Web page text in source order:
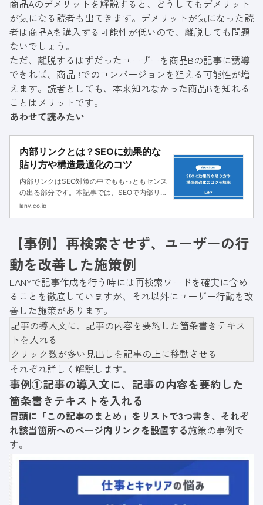
商品Aのデメリットを解説すると、どうしてもデメリット
が気になる読者も出てきます。デメリットが気になった読
者は商品Aを購入する可能性が低いので、離脱しても問題
ないでしょう。
ただ、離脱するはずだったユーザーを商品Bの記事に誘導
できれば、商品Bでのコンバージョンを狙える可能性が増
えます。読者としても、本来知れなかった商品Bを知れる
ことはメリットです。
あわせて読みたい
内部リンクとは？SEOに効果的な
貼り方や構造最適化のコツ
内部リンクはSEO対策の中でももっともセンス
の出る部分です。本記事では、SEOで内部リン
クが重要な理由や効果的な貼り方に加え、
lany.co.jp
【事例】再検索させず、ユーザーの行
動を改善した施策例
LANYで記事作成を行う時には再検索ワードを確実に含め
ることを徹底していますが、それ以外にユーザー行動を改
善した施策があります。
記事の導入文に、記事の内容を要約した箇条書きテキス
トを入れる
クリック数が多い見出しを記事の上に移動させる
それぞれ詳しく解説します。
事例①記事の導入文に、記事の内容を要約した
箇条書きテキストを入れる
冒頭に「この記事のまとめ」をリストで3つ書き、それぞ
れ該当箇所へのページ内リンクを設置する施策の事例で
す。